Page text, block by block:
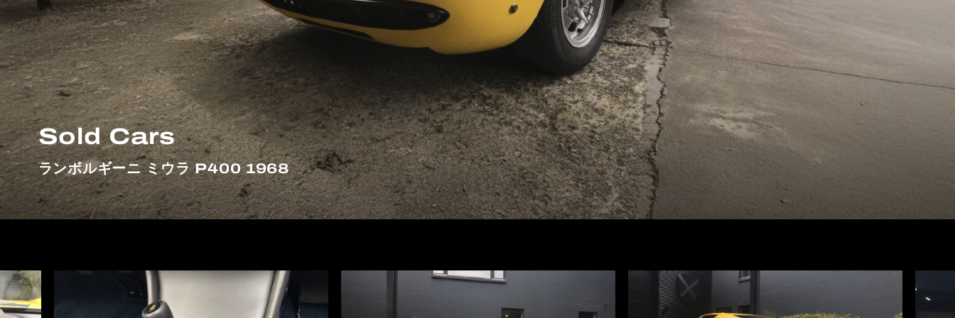
Sold Cars
ランボルギーニ ミウラ P400 1968